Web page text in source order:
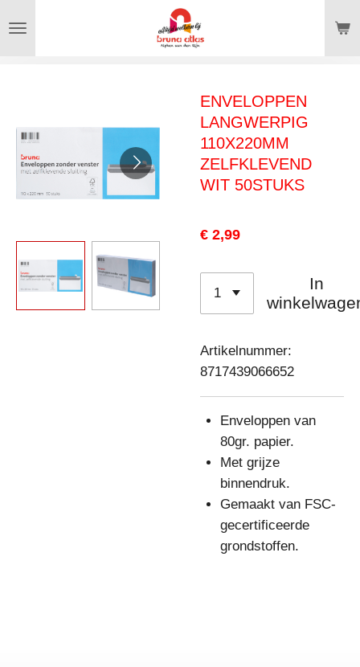
direct
ENVELOPPEN
LANGWERPIG
110X220MM
ZELFKLEVEND
WIT 50STUKS
€ 2,99
In
Artikelnummer:
8717439066652
Enveloppen van
80gr. papier.
Met grijze
binnendruk.
Gemaakt van FSC-
gecertificeerde
grondstoffen.